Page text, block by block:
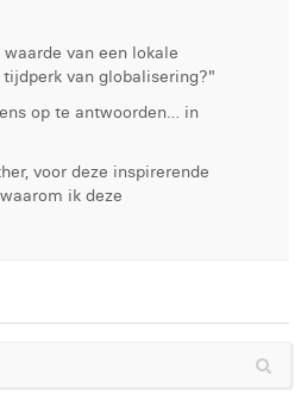
NL
van een lokale
van globalisering?"
op te antwoorden… in
voor deze inspirerende
ik deze